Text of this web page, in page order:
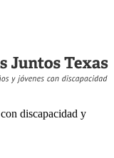
discapacidad y